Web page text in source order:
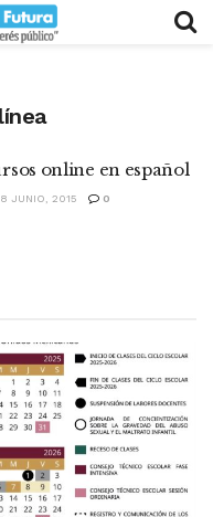
online en español
JUNIO, 2015 0